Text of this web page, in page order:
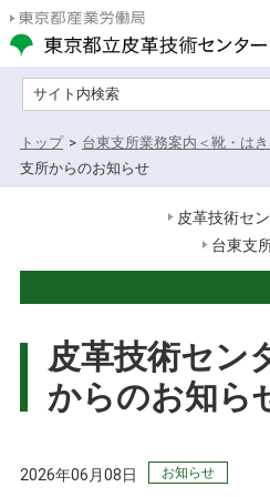
サイト内検索
トップ > 台東支所業務案内＜靴・はき
支所からのお知らせ
皮革技術セ
台東支
皮革技術セン
からのお知ら
2026年06月08日 お知らせ